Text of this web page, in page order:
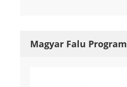
Magyar Falu Program